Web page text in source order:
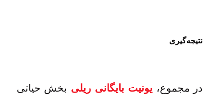
نتیجه‌گیری
در مجموع، یونیت بایگانی ریلی بخش حیاتی